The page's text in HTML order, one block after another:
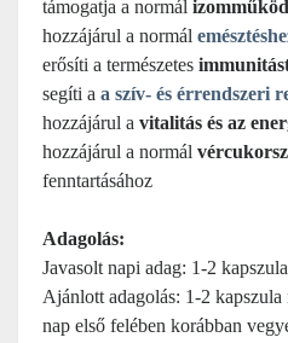
támogatja a normál
hozzájárul a normál
erősíti a természetes
segíti a a szív- és érrendszeri
hozzájárul a vitalitás és az
hozzájárul a normál
fenntartásához
Adagolás:
Javasolt napi adag: 1-2
Ajánlott adagolás: 1-2
nap első felében korábban